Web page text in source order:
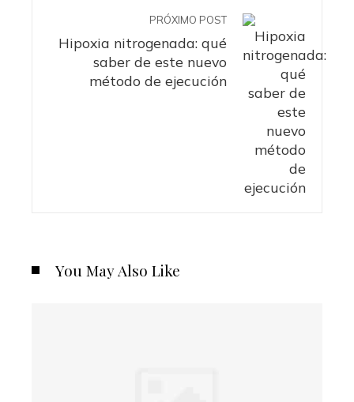
PRÓXIMO POST
Hipoxia nitrogenada: qué
saber de este nuevo
método de ejecución
You May Also Like